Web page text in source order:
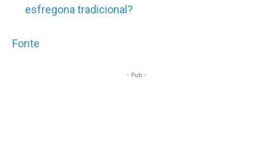
esfregona tradicional?
Fonte
- Pub -